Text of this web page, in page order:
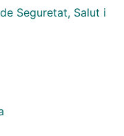
Seguretat, Salut i